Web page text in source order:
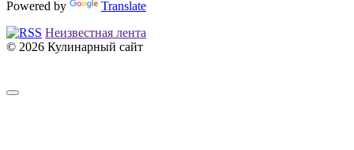
Powered by
Translate
Неизвестная лента
© 2026 Кулинарный сайт